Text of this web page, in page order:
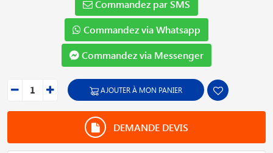
Commandez par SMS
Commandez via Whatsapp
Commandez via Messenger
AJOUTER À MON PANIER
DEMANDE DEVIS